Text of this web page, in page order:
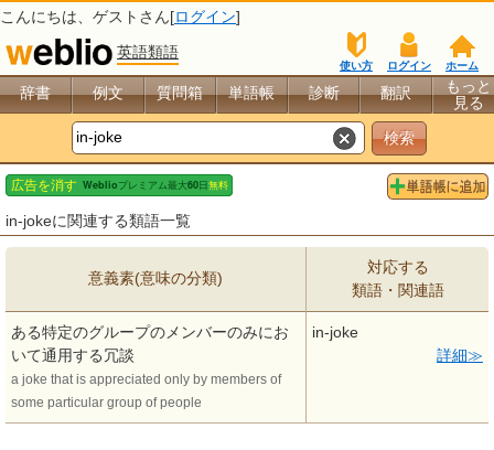
こんにちは、 ゲスト さん[ログイン]
英語類語
ホーム
ログイン
使い方
辞書 例文 質問箱 単語帳 診断 翻訳
もっと
見る
in-jokeに関連する類語一覧
意義素(意味の分類)
対応する
類語・関連語
ある特定のグループのメンバーのみにお
いて通用する冗談
a joke that is appreciated only by members of
some particular group of people
in-joke
詳細